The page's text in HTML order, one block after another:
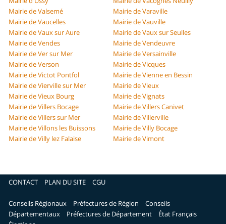
Mairie de Valsemé
Mairie de Varaville
Mairie de Vaucelles
Mairie de Vauville
Mairie de Vaux sur Aure
Mairie de Vaux sur Seulles
Mairie de Vendes
Mairie de Vendeuvre
Mairie de Ver sur Mer
Mairie de Versainville
Mairie de Verson
Mairie de Vicques
Mairie de Victot Pontfol
Mairie de Vienne en Bessin
Mairie de Vierville sur Mer
Mairie de Vieux
Mairie de Vieux Bourg
Mairie de Vignats
Mairie de Villers Bocage
Mairie de Villers Canivet
Mairie de Villers sur Mer
Mairie de Villerville
Mairie de Villons les Buissons
Mairie de Villy Bocage
Mairie de Villy lez Falaise
Mairie de Vimont
CONTACT PLAN DU SITE CGU
Conseils Régionaux Préfectures de Région
Conseils
Départementaux
Préfectures de Département
État Français